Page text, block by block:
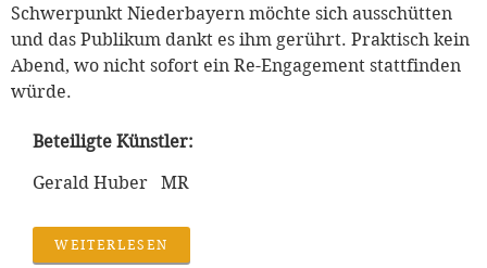
Schwerpunkt Niederbayern möchte sich ausschütten
und das Publikum dankt es ihm gerührt. Praktisch kein
Abend, wo nicht sofort ein Re-Engagement stattfinden
würde.
Beteiligte Künstler:
Gerald Huber MR
WEITERLESEN